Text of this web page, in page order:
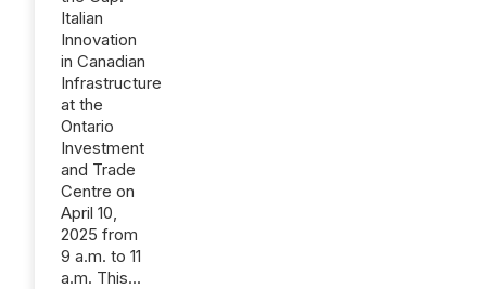
Italian
Innovation
in Canadian
Infrastructure
at the
Ontario
Investment
and Trade
Centre on
April 10,
2025 from
9 a.m. to 11
a.m. This...